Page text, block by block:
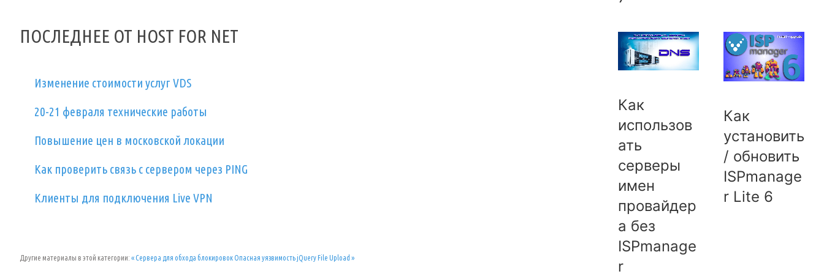
ПОСЛЕДНЕЕ ОТ HOST FOR NET
Изменение стоимости услуг VDS
20-21 февраля технические работы
Повышение цен в московской локации
Как проверить связь с сервером через PING
Клиенты для подключения Live VPN
Другие материалы в этой категории: « Сервера для обхода блокировок Опасная уязвимость jQuery File Upload »
Как
использов
ать
серверы
имен
провайдер
а без
ISPmanage
r
Как
установить
/ обновить
ISPmanage
r Lite 6